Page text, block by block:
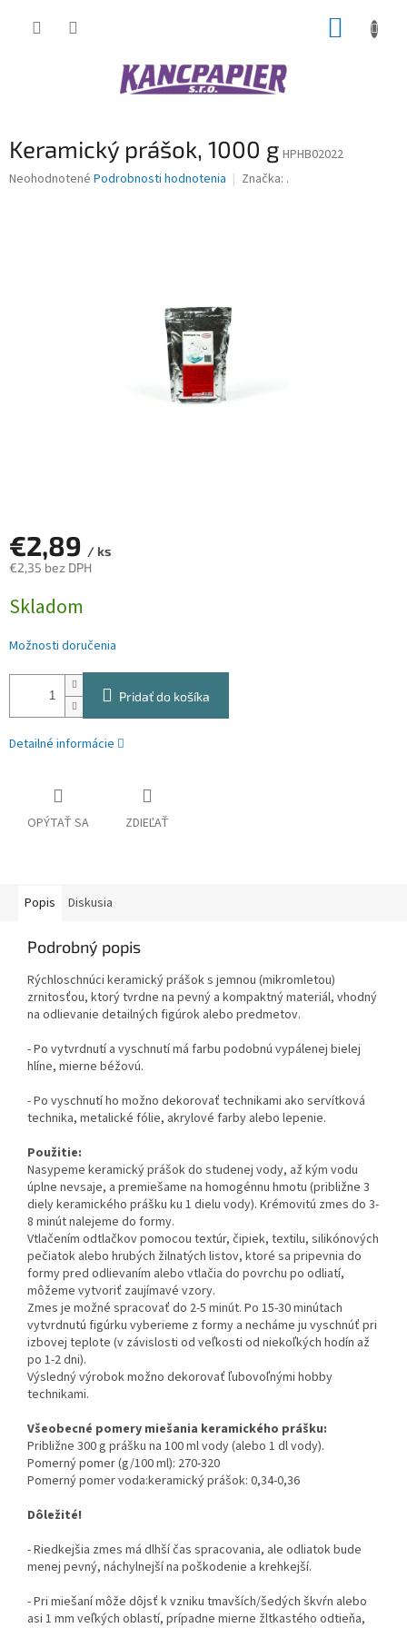
Keramický prášok, 1000 g HPHB02022
Priemerné
Neohodnotené Podrobnosti hodnotenia Značka: .
€2,89 / ks
€2,35 bez DPH
cena:
Skladom
Možnosti doručenia
Pridať do košíka
Detailné informácie
OPÝTAŤ SA ZDIEĽAŤ
Popis Diskusia
Podrobný popis
Rýchloschnúci keramický prášok s jemnou (mikromletou)
zrnitosťou, ktorý tvrdne na pevný a kompaktný materiál, vhodný
na odlievanie detailných figúrok alebo predmetov.
- Po vytvrdnutí a vyschnutí má farbu podobnú vypálenej bielej
hlíne, mierne béžovú.
- Po vyschnutí ho možno dekorovať technikami ako servítková
technika, metalické fólie, akrylové farby alebo lepenie.
Použitie:
Nasypeme keramický prášok do studenej vody, až kým vodu
úplne nevsaje, a premiešame na homogénnu hmotu (približne 3
diely keramického prášku ku 1 dielu vody). Krémovitú zmes do 3-
8 minút nalejeme do formy.
Vtlačením odtlačkov pomocou textúr, čipiek, textilu, silikónových
pečiatok alebo hrubých žilnatých listov, ktoré sa pripevnia do
formy pred odlievaním alebo vtlačia do povrchu po odliatí,
môžeme vytvoriť zaujímavé vzory.
Zmes je možné spracovať do 2-5 minút. Po 15-30 minútach
vytvrdnutú figúrku vyberieme z formy a necháme ju vyschnúť pri
izbovej teplote (v závislosti od veľkosti od niekoľkých hodín až
po 1-2 dni).
Výsledný výrobok možno dekorovať ľubovoľnými hobby
technikami.
Všeobecné pomery miešania keramického prášku:
Približne 300 g prášku na 100 ml vody (alebo 1 dl vody).
Pomerný pomer (g/100 ml): 270-320
Pomerný pomer voda:keramický prášok: 0,34-0,36
Dôležité!
- Riedkejšia zmes má dlhší čas spracovania, ale odliatok bude
menej pevný, náchylnejší na poškodenie a krehkejší.
- Pri miešaní môže dôjsť k vzniku tmavších/šedých škvŕn alebo
asi 1 mm veľkých oblastí, prípadne mierne žltkastého odtieňa,